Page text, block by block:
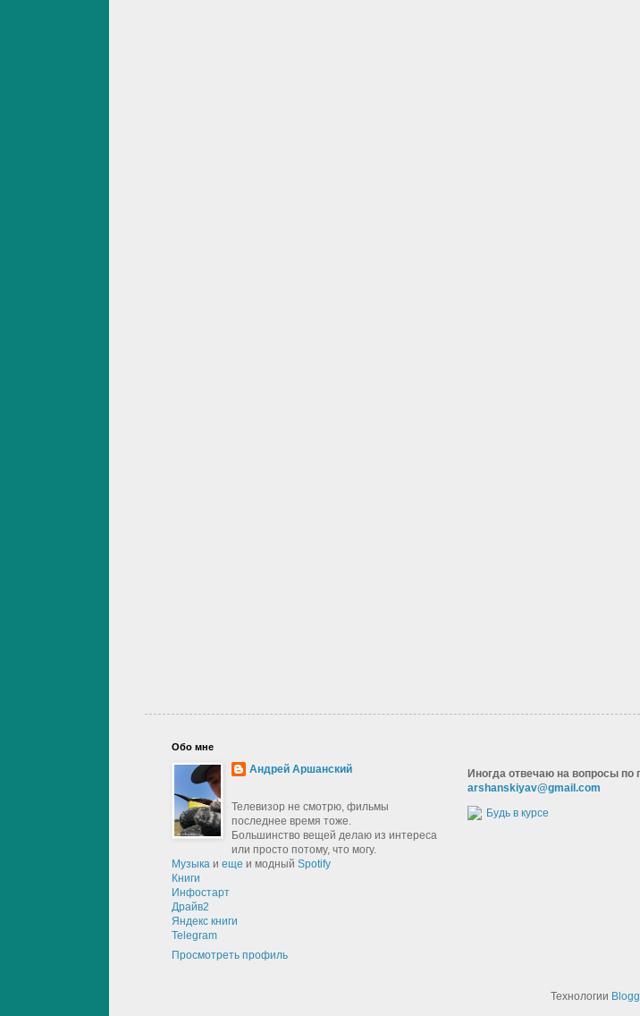
Обо мне
Андрей Аршанский
Телевизор не смотрю, фильмы
последнее время тоже.
Большинство вещей делаю из интереса
или просто потому, что могу.
Музыка и еще и модный Spotify
Книги
Инфостарт
Драйв2
Яндекс книги
Telegram
Просмотреть профиль
Иногда отвечаю на вопросы по
arshanskiyav@gmail.com
Будь в курсе
Технологии